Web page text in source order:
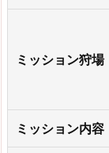
ミッション狩場
ミッション内容